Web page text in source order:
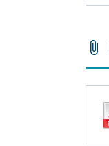
attach_file